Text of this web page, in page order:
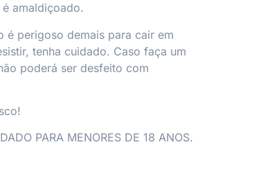
amaldiçoado.
é perigoso demais para cair em
tenha cuidado. Caso faça um
poderá ser desfeito com
PARA MENORES DE 18 ANOS.